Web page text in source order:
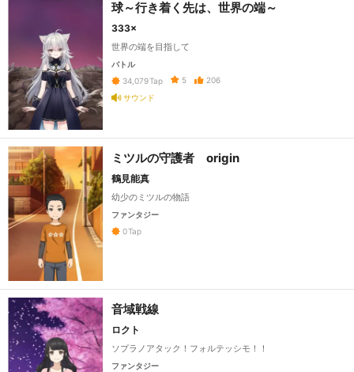
球～行き着く先は、世界の端～
333×
世界の端を目指して
バトル
34,079Tap 5
206
サウンド
ミツルの守護者 origin
鶴見能真
幼少のミツルの物語
ファンタジー
0Tap
音域戦線
ロクト
ソプラノアタック！フォルテッシモ！！
ファンタジー